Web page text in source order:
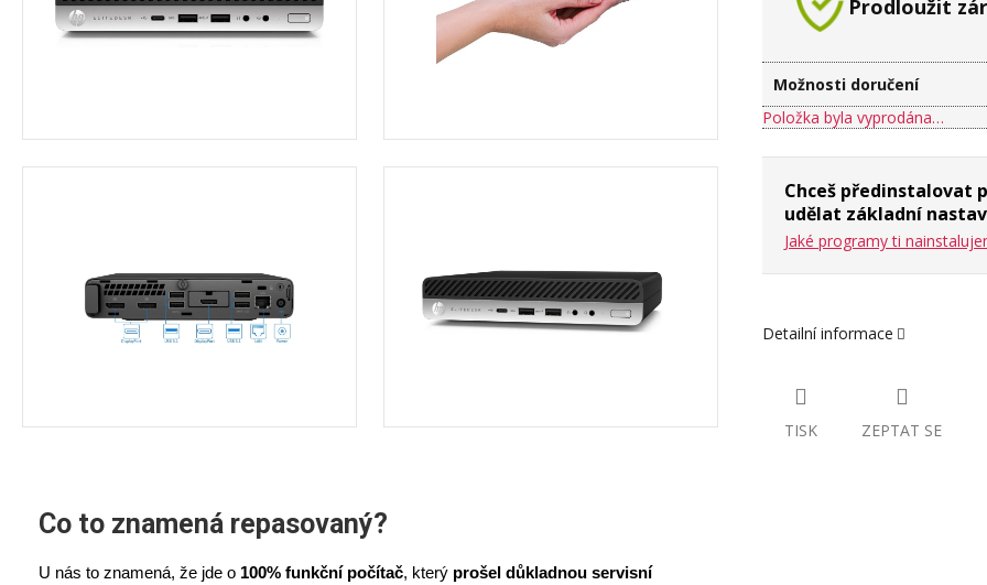
Co to znamená repasovaný?
U nás to znamená, že jde o 100% funkční počítač, který prošel důkladnou servisní
Prodloužit
Chceš předinstalovat
udělat základní
Jaké programy ti
Možnosti doručení
Položka byla vyprodána…
Detailní informace
TISK ZEPTAT SE